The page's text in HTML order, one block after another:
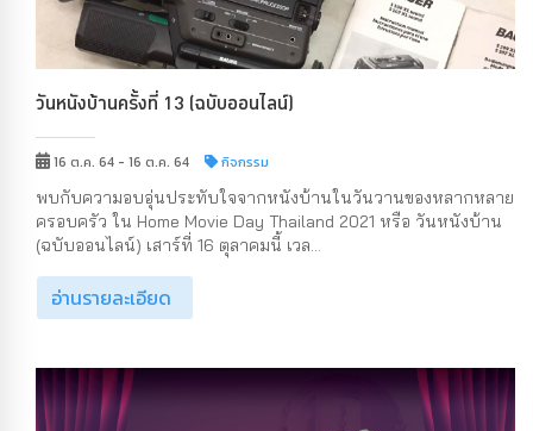
วันหนังบ้านครั้งที่ 13 (ฉบับออนไลน์)
16 ต.ค. 64 - 16 ต.ค. 64 กิจกรรม
พบกับความอบอุ่นประทับใจจากหนังบ้านในวันวานของหลากหลาย
ครอบครัว ใน Home Movie Day Thailand 2021 หรือ วันหนังบ้าน
(ฉบับออนไลน์) เสาร์ที่ 16 ตุลาคมนี้ เวล...
อ่านรายละเอียด